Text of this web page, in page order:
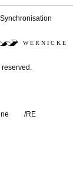
W E R N I C K E
/RE